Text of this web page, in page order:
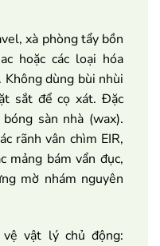
xà phòng tẩy bồn
hoặc các loại hóa
dùng bùi nhùi
sắt để cọ xát. Đặc
sàn nhà (wax).
rãnh vân chìm EIR,
mảng bám vẩn đục,
mờ nhám nguyên
vật lý chủ động: